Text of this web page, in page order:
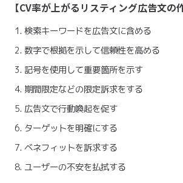
【CV率が上がるリスティング広告文の
検索キーワードを広告文に含める
数字で根拠を示して信頼性を高める
記号を使用して重要箇所を示す
期間限定などの限定訴求をする
広告文で行動喚起を促す
ターゲットを明確にする
ベネフィットを訴求する
ユーザーの不安を払拭する